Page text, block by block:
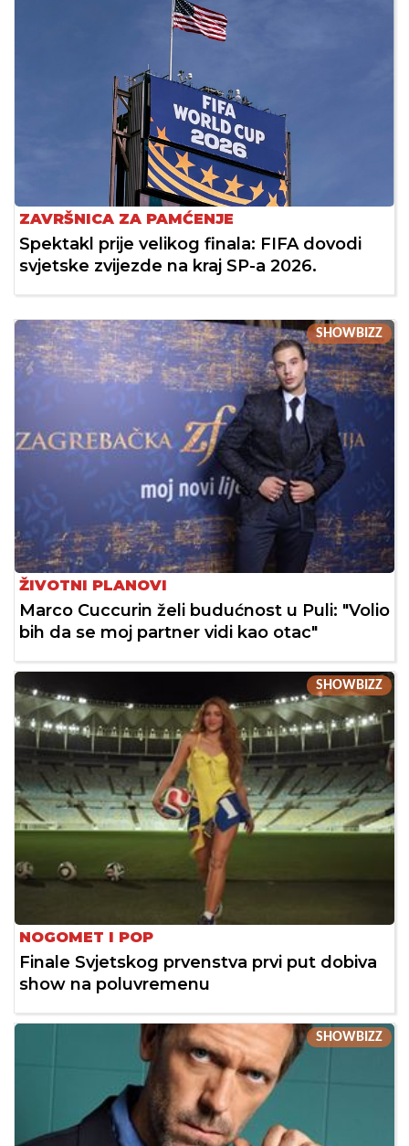
ZAVRŠNICA ZA PAMĆENJE
Spektakl prije velikog finala: FIFA dovodi
svjetske zvijezde na kraj SP-a 2026.
SHOWBIZZ
ŽIVOTNI PLANOVI
Marco Cuccurin želi budućnost u Puli: "Volio
bih da se moj partner vidi kao otac"
SHOWBIZZ
NOGOMET I POP
Finale Svjetskog prvenstva prvi put dobiva
show na poluvremenu
SHOWBIZZ